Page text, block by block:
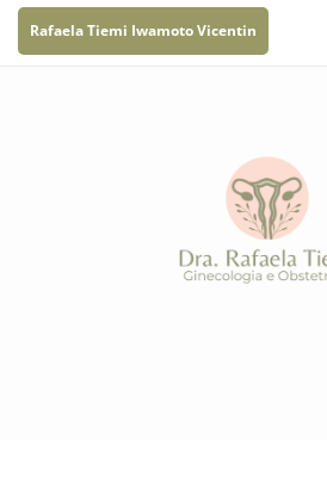
Rafaela Tiemi Iwamoto Vicentin